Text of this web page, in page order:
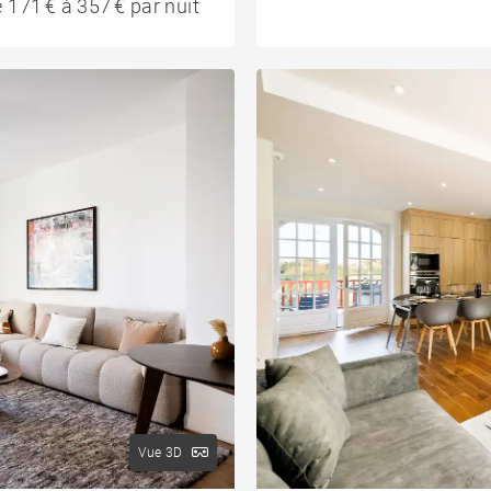
171 € à 357 € par nuit
Vue 3D